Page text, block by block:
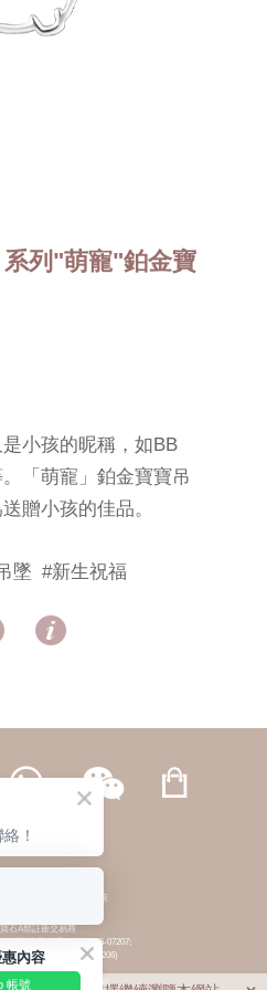
列"萌寵"鉑金寶
小孩的昵稱，如BB
「萌寵」鉑金寶寶吊
贈小孩的佳品。
墜 #新生祝福

体
不得轉載 私隱政策
石A類註冊交易商
公司-註冊號碼:A-B-24-05-07207;
-註冊號碼:A-B-24-05-07206)
石B類註冊交易商
註冊號碼:B-B-24-05-07258;
內容
帳號
！